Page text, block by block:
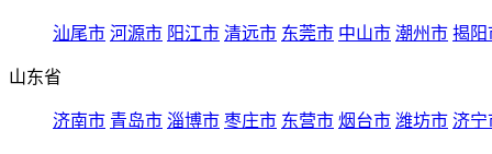
汕尾市 河源市 阳江市 清远市 东莞市 中山市 潮州市 揭阳
山东省
济南市 青岛市 淄博市 枣庄市 东营市 烟台市 潍坊市 济宁